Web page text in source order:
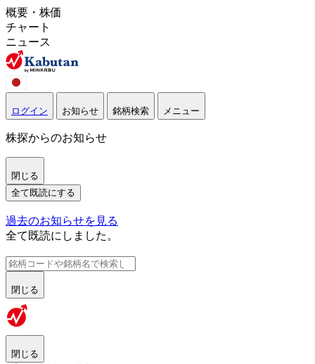
概要・株価
チャート
ニュース
ログイン お知らせ 銘柄検索 メニュー
株探からのお知らせ
閉じる
全て既読にする
過去のお知らせを見る
全て既読にしました。
閉じる
閉じる